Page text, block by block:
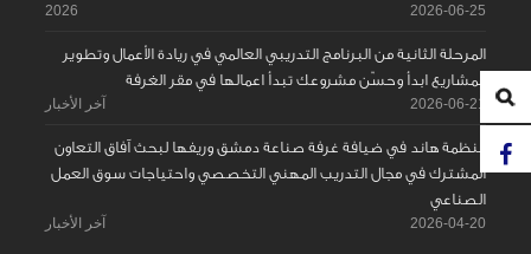
2026-06-25
2026
المرحلة الثانية من البرنامج التدريبي العالمي في ريادة الأعمال وتطوير
المشاريع ابدأ وحسّن مشروعك تبدأ اعمالها في مقر الغرفة
2026-06-21 آخر الأخبار
منظمة هاند في ضيافة غرفة صناعة دمشق وريفها لبحث آفاق التعاون
المشترك في مجال التدريب المهني التخصصي واحتياجات سوق العمل
الصناعي
2026-04-20 آخر الأخبار